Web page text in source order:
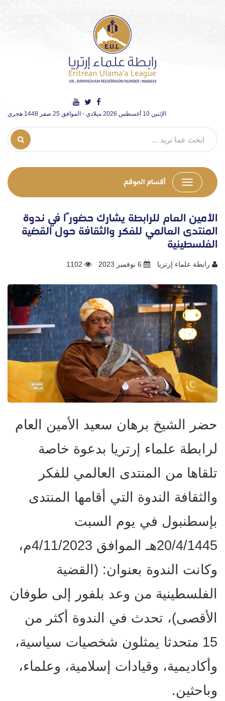
الإثنين 10 أغسطس 2026 ميلادي - الموافق 25 صفر 1448 هجري
أقسام الموقع
الأمين العام للرابطة يشارك حضورًا في ندوة
المنتدى العالمي للفكر والثقافة حول القضية
الفلسطينية
رابطة علماء إرتريا
حضر الشيخ برهان سعيد الأمين العام
لرابطة علماء إرتريا بدعوة خاصة
تلقاها من المنتدى العالمي للفكر
والثقافة الندوة التي أقامها المنتدى
بإسطنبول في يوم السبت
20/4/1445هـ الموافق 4/11/2023م،
وكانت الندوة بعنوان: (القضية
الفلسطينية من وعد بلفور إلى طوفان
الأقصى)، تحدث في الندوة أكثر من
15 متحدثا يمثلون شخصيات سياسية،
وأكاديمية، وقيادات إسلامية، وعلماء،
وباحثين.